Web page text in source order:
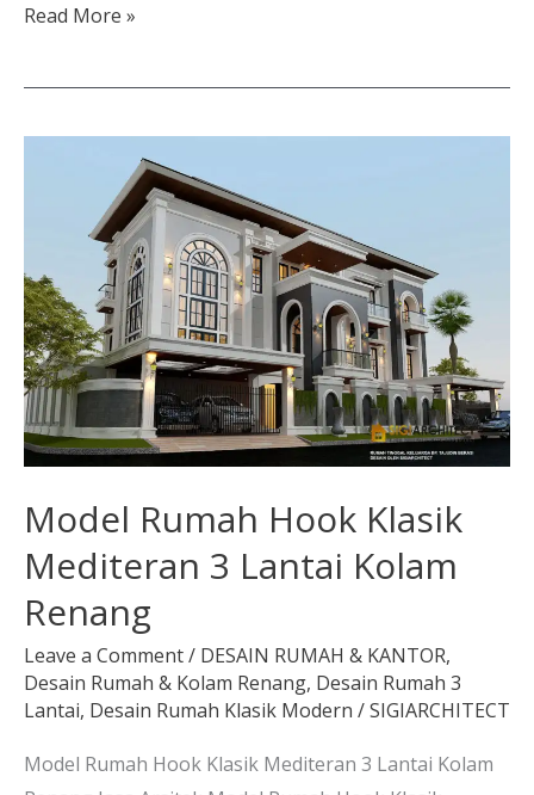
Read More »
Model Rumah Hook Klasik
Mediteran 3 Lantai Kolam
Renang
Leave a Comment/ DESAIN RUMAH & KANTOR,
Desain Rumah & Kolam Renang, Desain Rumah 3
Lantai, Desain Rumah Klasik Modern /SIGIARCHITECT
Model Rumah Hook Klasik Mediteran 3 Lantai Kolam
Mediteran
3
Lantai
Kolam
Renang